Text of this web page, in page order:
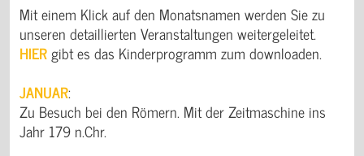
Mit einem Klick auf den Monatsnamen werden Sie zu
unseren detaillierten Veranstaltungen weitergeleitet.
HIER gibt es das Kinderprogramm zum downloaden.
JANUAR:
Zu Besuch bei den Römern. Mit der Zeitmaschine ins
Jahr 179 n.Chr.